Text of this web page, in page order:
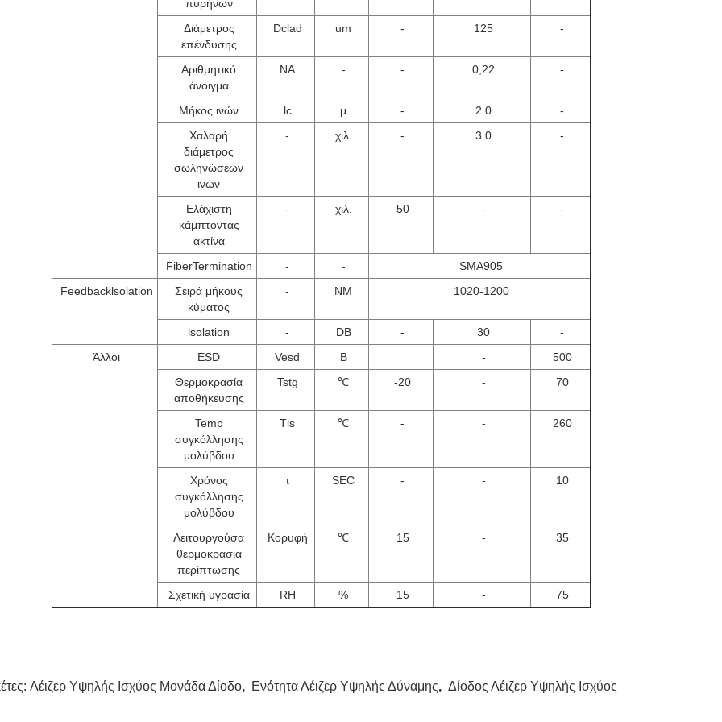
πυρήνων
Διάμετρος
επένδυσης
Dclad um - 125 -
Αριθμητικό
άνοιγμα
NA - - 0,22 -
Μήκος ινών lc μ - 2.0
-
Χαλαρή
διάμετρος
σωληνώσεων
ινών
- χιλ. - 3.0 -
Ελάχιστη
κάμπτοντας
ακτίνα
- χιλ. 50 - -
FiberTermination - -
SMA905
Feedbacklsolation
Σειρά μήκους
κύματος
- NM 1020-1200
lsolation - DB - 30
-
Άλλοι
ESD Vesd Β -
500
Θερμοκρασία
αποθήκευσης
Tstg ℃ -20 - 70
Temp
συγκόλλησης
μολύβδου
Tls ℃ - - 260
Χρόνος
συγκόλλησης
μολύβδου
τ SEC - - 10
Λειτουργούσα
θερμοκρασία
περίπτωσης
Κορυφή ℃ 15 - 35
Σχετική υγρασία RH % 15 - 75
Λέιζερ Υψηλής Ισχύος Μονάδα Δίοδο, Ενότητα Λέιζερ Υψηλής Δύναμης, Δίοδος Λέιζερ Υψηλής Ισχύος